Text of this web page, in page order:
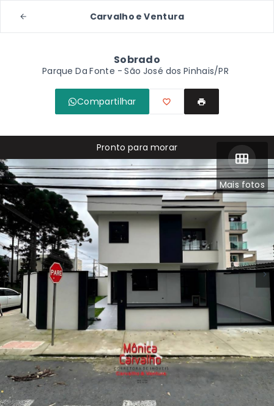
Carvalho e Ventura
Sobrado
Parque Da Fonte - São José dos Pinhais/PR
Compartilhar
Mais fotos
Pronto para morar